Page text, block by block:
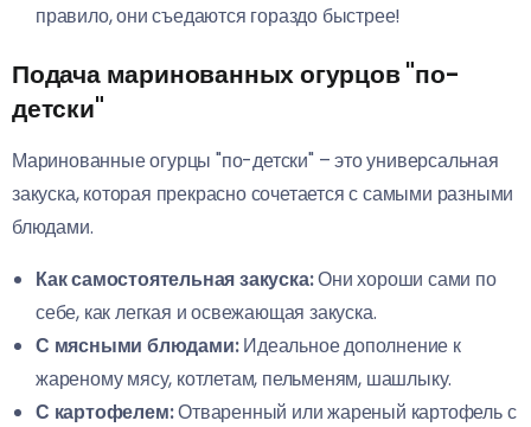
правило, они съедаются гораздо быстрее!
Подача маринованных огурцов "по-
детски"
Маринованные огурцы "по-детски" – это универсальная
закуска, которая прекрасно сочетается с самыми разными
блюдами.
Как самостоятельная закуска:Они хороши сами по
себе, как легкая и освежающая закуска.
С мясными блюдами:Идеальное дополнение к
жареному мясу, котлетам, пельменям, шашлыку.
С картофелем:Отваренный или жареный картофель с